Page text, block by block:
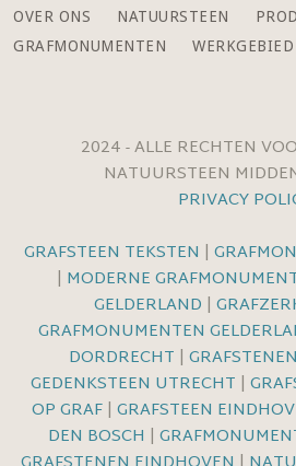
OVER ONS NATUURSTEEN
GRAFMONUMENTEN
WERKGEBIED
2024 - ALLE RECHTEN
NATUURSTEEN
PRIVACY
GRAFSTEEN TEKSTEN |
| MODERNE
GELDERLAND |
GRAFMONUMENTEN
DORDRECHT |
GEDENKSTEEN UTRECHT |
OP GRAF| GRAFSTEEN
DEN BOSCH |